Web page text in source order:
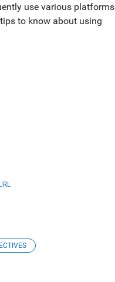
use various platforms
to know about using